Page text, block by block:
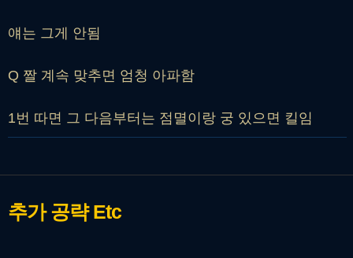
얘는 그게 안됨
Q 짤 계속 맞추면 엄청 아파함
1번 따면 그 다음부터는 점멸이랑 궁 있으면 킬임
추가 공략Etc